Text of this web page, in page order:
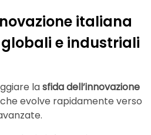
italiana
e industriali
lasfida dell’innovazione
evolve rapidamente verso